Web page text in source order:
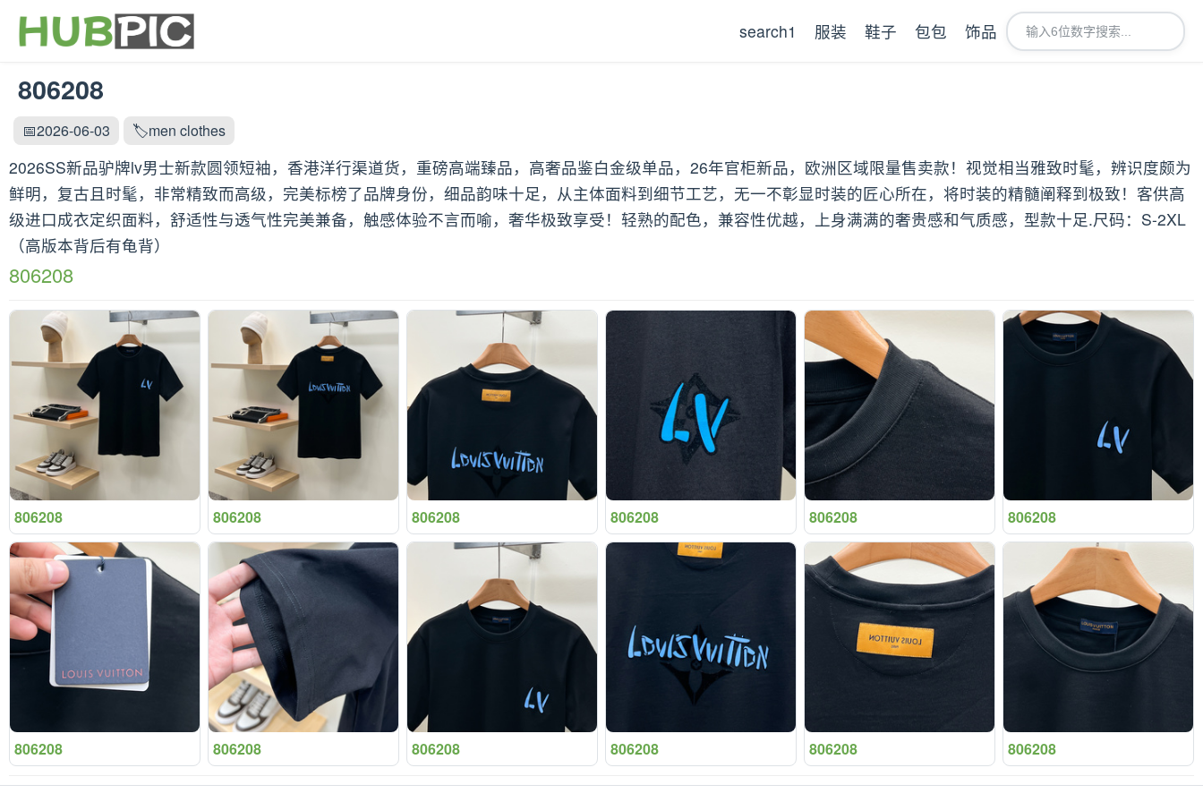
search1 服装 鞋子 包包 饰品
806208
📅2026-06-03 🏷️men clothes
2026SS新品驴牌lv男士新款圆领短袖，香港洋行渠道货，重磅高端臻品，高奢品鉴白金级单品，26年官柜新品，欧洲区域限量售卖款！视觉相当雅致时髦，辨识度颇为
鲜明，复古且时髦，非常精致而高级，完美标榜了品牌身份，细品韵味十足，从主体面料到细节工艺，无一不彰显时装的匠心所在，将时装的精髓阐释到极致！客供高
级进口成衣定织面料，舒适性与透气性完美兼备，触感体验不言而喻，奢华极致享受！轻熟的配色，兼容性优越，上身满满的奢贵感和气质感，型款十足.尺码：S-2XL
（高版本背后有龟背）
806208
806208 806208 806208 806208 806208 806208
806208 806208 806208 806208 806208 806208